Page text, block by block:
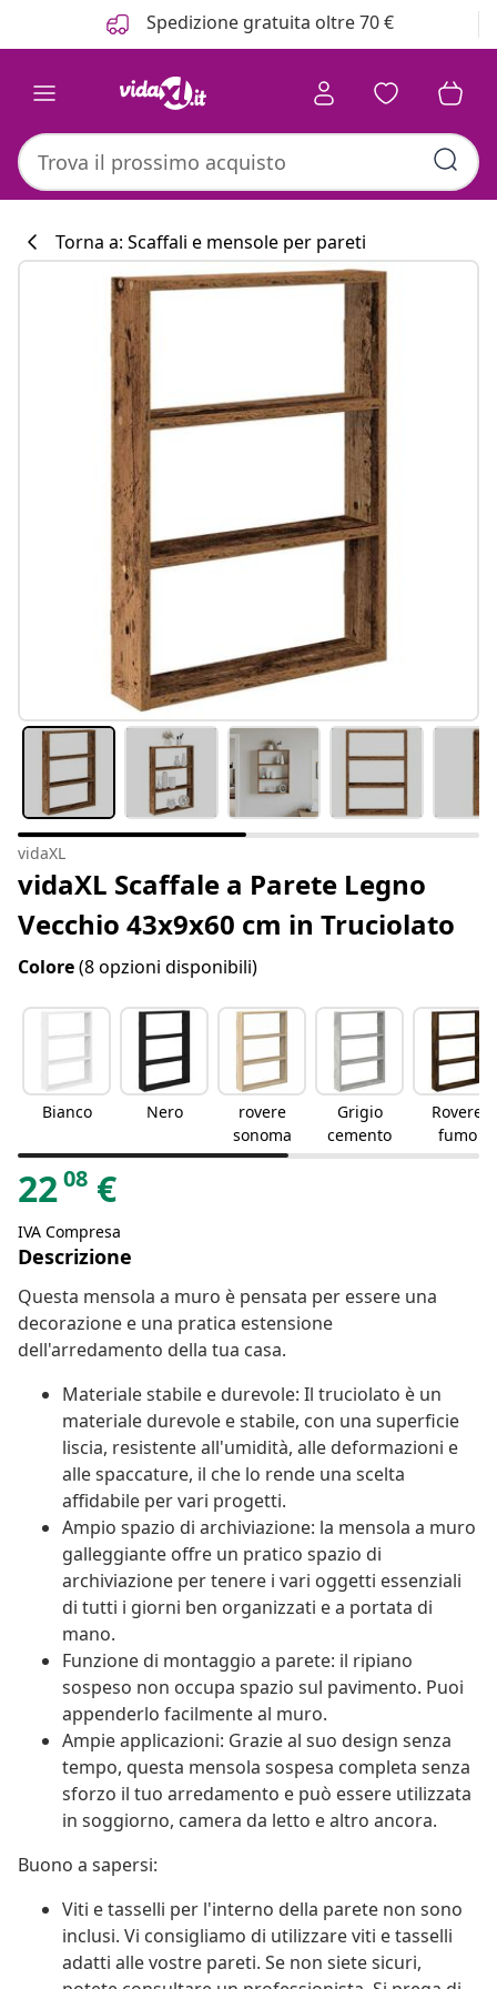
Spedizione gratuita oltre 70 €
Torna a: Scaffali e mensole per pareti
vidaXL
vidaXL Scaffale a Parete Legno
Vecchio 43x9x60 cm in Truciolato
Colore(8 opzioni disponibili)
Bianco Nero
rovere
sonoma
Grigio
cemento
Rovere
fumo
2208 €
IVA Compresa
Descrizione
Questa mensola a muro è pensata per essere una
decorazione e una pratica estensione
dell'arredamento della tua casa.
Materiale stabile e durevole: Il truciolato è un
materiale durevole e stabile, con una superficie
liscia, resistente all'umidità, alle deformazioni e
alle spaccature, il che lo rende una scelta
affidabile per vari progetti.
Ampio spazio di archiviazione: la mensola a muro
galleggiante offre un pratico spazio di
archiviazione per tenere i vari oggetti essenziali
di tutti i giorni ben organizzati e a portata di
mano.
Funzione di montaggio a parete: il ripiano
sospeso non occupa spazio sul pavimento. Puoi
appenderlo facilmente al muro.
Ampie applicazioni: Grazie al suo design senza
tempo, questa mensola sospesa completa senza
sforzo il tuo arredamento e può essere utilizzata
in soggiorno, camera da letto e altro ancora.
Buono a sapersi:
Viti e tasselli per l'interno della parete non sono
inclusi. Vi consigliamo di utilizzare viti e tasselli
adatti alle vostre pareti. Se non siete sicuri,